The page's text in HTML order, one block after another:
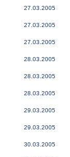
27.03.2005
27.03.2005
27.03.2005
28.03.2005
28.03.2005
28.03.2005
29.03.2005
29.03.2005
30.03.2005